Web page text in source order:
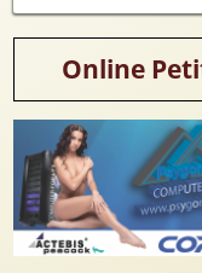
Online